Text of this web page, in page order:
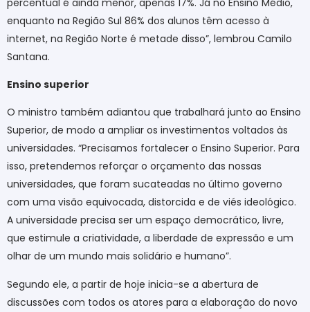
enquanto na Região Sul 86% dos alunos têm acesso à
internet, na Região Norte é metade disso”, lembrou Camilo
Santana.
Ensino superior
O ministro também adiantou que trabalhará junto ao Ensino
Superior, de modo a ampliar os investimentos voltados às
universidades. “Precisamos fortalecer o Ensino Superior. Para
isso, pretendemos reforçar o orçamento das nossas
universidades, que foram sucateadas no último governo
com uma visão equivocada, distorcida e de viés ideológico.
A universidade precisa ser um espaço democrático, livre,
que estimule a criatividade, a liberdade de expressão e um
olhar de um mundo mais solidário e humano”.
Segundo ele, a partir de hoje inicia-se a abertura de
discussões com todos os atores para a elaboração do novo